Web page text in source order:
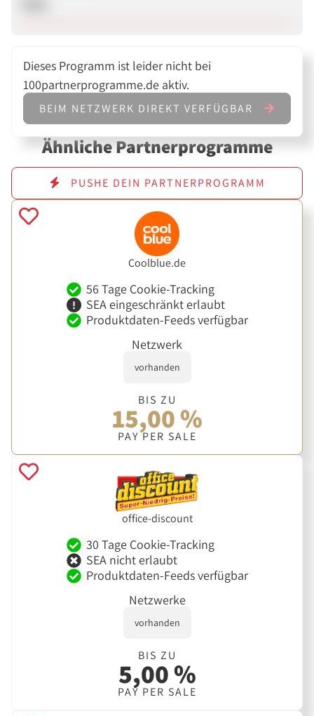
Dieses Programm ist leider nicht bei
100partnerprogramme.de aktiv.
BEIM NETZWERK DIREKT VERFÜGBAR
Ähnliche Partnerprogramme
PUSHE DEIN PARTNERPROGRAMM
Coolblue.de
56 Tage Cookie-Tracking
SEA eingeschränkt erlaubt
Produktdaten-Feeds verfügbar
Netzwerk
vorhanden
BIS ZU
15,00 %
PAY PER SALE
office-discount
30 Tage Cookie-Tracking
SEA nicht erlaubt
Produktdaten-Feeds verfügbar
Netzwerke
vorhanden
BIS ZU
5,00 %
PAY PER SALE